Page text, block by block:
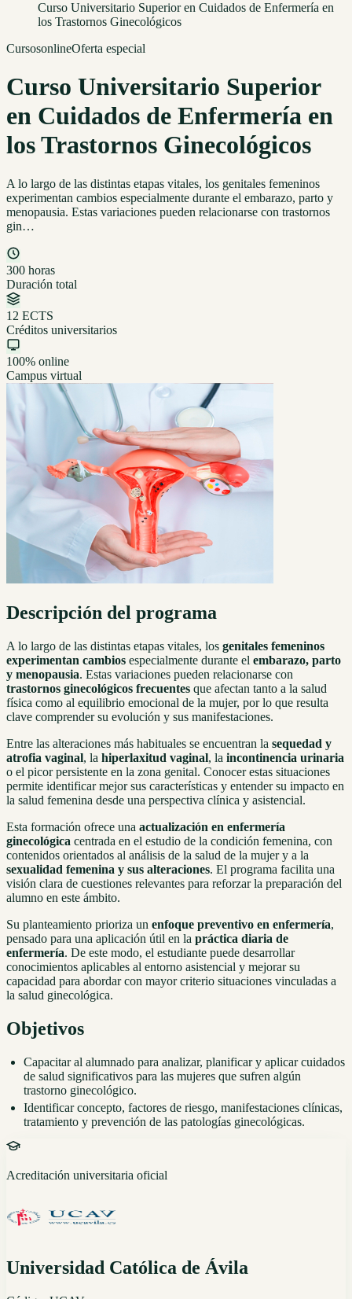
Curso Universitario Superior en Cuidados de Enfermería en
los Trastornos Ginecológicos
CursosonlineOferta especial
Curso Universitario Superior
en Cuidados de Enfermería en
los Trastornos Ginecológicos
A lo largo de las distintas etapas vitales, los genitales femeninos
experimentan cambios especialmente durante el embarazo, parto y
menopausia. Estas variaciones pueden relacionarse con trastornos
gin…
300 horas
Duración total
12 ECTS
Créditos universitarios
100% online
Campus virtual
Descripción del programa
A lo largo de las distintas etapas vitales, los genitales femeninos
experimentan cambios especialmente durante el embarazo, parto
y menopausia. Estas variaciones pueden relacionarse con
trastornos ginecológicos frecuentes que afectan tanto a la salud
física como al equilibrio emocional de la mujer, por lo que resulta
clave comprender su evolución y sus manifestaciones.
Entre las alteraciones más habituales se encuentran la sequedad y
atrofia vaginal, la hiperlaxitud vaginal, la incontinencia urinaria
o el picor persistente en la zona genital. Conocer estas situaciones
permite identificar mejor sus características y entender su impacto en
la salud femenina desde una perspectiva clínica y asistencial.
Esta formación ofrece una actualización en enfermería
ginecológica centrada en el estudio de la condición femenina, con
contenidos orientados al análisis de la salud de la mujer y a la
sexualidad femenina y sus alteraciones. El programa facilita una
visión clara de cuestiones relevantes para reforzar la preparación del
alumno en este ámbito.
Su planteamiento prioriza un enfoque preventivo en enfermería,
pensado para una aplicación útil en la práctica diaria de
enfermería. De este modo, el estudiante puede desarrollar
conocimientos aplicables al entorno asistencial y mejorar su
capacidad para abordar con mayor criterio situaciones vinculadas a
la salud ginecológica.
Objetivos
Capacitar al alumnado para analizar, planificar y aplicar cuidados
de salud significativos para las mujeres que sufren algún
trastorno ginecológico.
Identificar concepto, factores de riesgo, manifestaciones clínicas,
tratamiento y prevención de las patologías ginecológicas.
Acreditación universitaria oficial
Universidad Católica de Ávila